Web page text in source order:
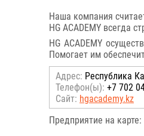
Наша компания
HG ACADEMY всегда
HG ACADEMY
Помогает им
Адрес: Республика
Телефон(ы): +7 702
Сайт: hgacademy.kz
Предприятие на карте: